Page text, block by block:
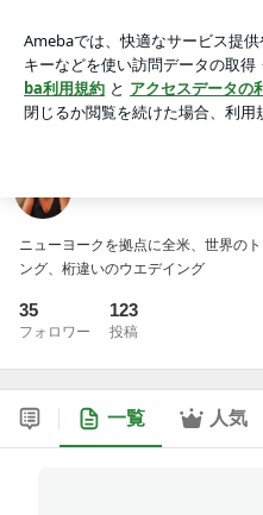
アプリをダウンロードして ブロ
ょう。
ニューヨークを拠点に全米、世界の
ング、桁違いのウエデイング
35
フォロワー
123
投稿
一覧 人気